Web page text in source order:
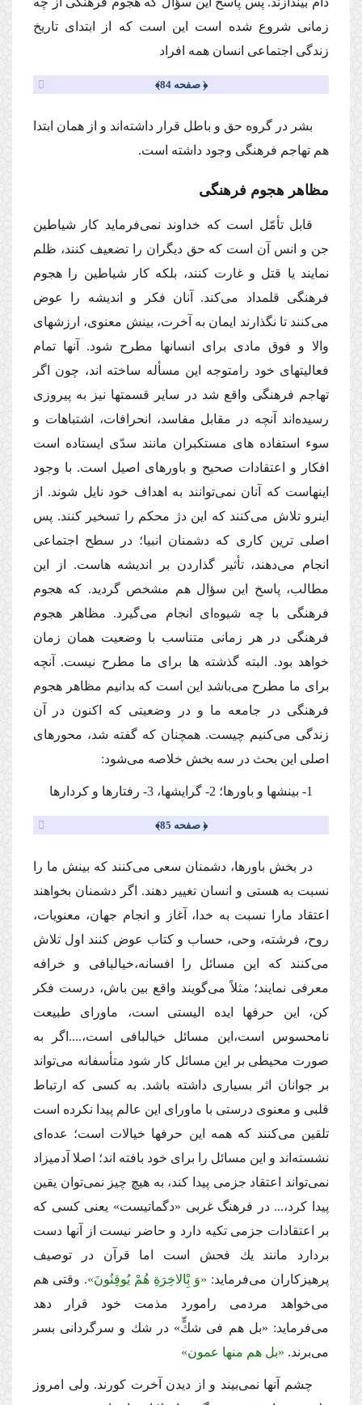
زمانى شروع شده است این است كه از ابتداى تاریخ
زندگى اجتماعى انسان همه افراد
﴿ صفحه 84﴾
بشر در گروه حق و باطل قرار داشته‌اند و از همان ابتدا
هم تهاجم فرهنگى وجود داشته است.
مظاهر هجوم فرهنگى
قابل تأمّل است كه خداوند نمى‌فرماید كار شیاطین
جن و انس آن است كه حق دیگران را تضعیف كنند، ظلم
نمایند یا قتل و غارت كنند، بلكه كار شیاطین را هجوم
فرهنگى قلمداد‌ مى‌كند. آنان فكر و اندیشه را عوض‌
مى‌كنند تا نگذارند ایمان به آخرت، بینش معنوى، ارزشهاى
والا و فوق مادى براى انسانها مطرح شود. آنها تمام
فعالیتهاى خود رامتوجه این مسأله ساخته اند، چون اگر
تهاجم فرهنگى واقع شد در سایر قسمتها نیز به پیروزى
رسیده‌اند آنچه در مقابل مفاسد، انحرافات، اشتباهات و
سوء استفاده هاى مستكبران مانند سدّى ایستاده است
افكار و اعتقادات صحیح و باورهاى اصیل است. با وجود
اینهاست كه آنان نمى‌توانند به اهداف خود نایل شوند. از
اینرو تلاش‌ مى‌كنند كه این دژ محكم را تسخیر كنند. پس
اصلى ترین كارى كه دشمنان انبیا؛ در سطح اجتماعى
انجام‌ مى‌دهند، تأثیر گذاردن بر اندیشه هاست. از این
مطالب، پاسخ این سؤال هم مشخص گردید. كه هجوم
فرهنگى با چه شیوه‌اى انجام‌ مى‌گیرد. مظاهر هجوم
فرهنگى در هر زمانى متناسب با وضعیت همان زمان
خواهد بود. البته گذشته ها براى ما مطرح نیست. آنچه
براى ما مطرح‌ مى‌باشد این است كه بدانیم مظاهر هجوم
فرهنگى در جامعه ما و در وضعیتى كه اكنون در آن
زندگى‌ مى‌كنیم چیست. همچنان كه گفته شد، محورهاى
اصلى این بحث در سه بخش خلاصه‌ مى‌شود:
1- بینشها و باورها؛ 2- گرایشها، 3- رفتارها و كردارها
﴿ صفحه 85﴾
در بخش باورها، دشمنان سعى‌ مى‌كنند كه بینش ما را
نسبت به هستى و انسان تغییر دهند. اگر دشمنان بخواهند
اعتقاد مارا نسبت به خدا، آغاز و انجام جهان، معنویات،
روح، فرشته، وحى، حساب و كتاب عوض كنند اول تلاش‌
مى‌كنند كه این مسائل را افسانه،خیالبافى و خرافه
معرفى نمایند؛ مثلاً‌ مى‌گویند واقع بین باش، درست فكر
كن، این حرفها ایده الیستى است، ماوراى طبیعت
نامحسوس است،این مسائل خیالبافى است،....اگر به
صورت محیطى بر این مسائل كار شود متأسفانه‌ مى‌تواند
بر جوانان اثر بسیارى داشته باشد. به كسى كه ارتباط
قلبى و معنوى درستى با ماوراى این عالم پیدا نكرده است
تلقین‌ مى‌كنند كه همه این حرفها خیالات است؛ عده‌اى
نشسته‌اند و این مسائل را براى خود بافته اند؛ اصلا آدمیزاد
نمى‌تواند اعتقاد جزمى پیدا كند، به هیچ چیز نمى‌توان یقین
پیدا كرد،... در فرهنگ غربى «دگماتیست» یعنى كسى كه
بر اعتقادات جزمى تكیه دارد و حاضر نیست از آنها دست
بردارد مانند یك فحش است اما قرآن در توصیف
پرهیزكاران‌ مى‌فرماید: «وَ بِْالاخِرَةِ هُمْ یُوقِنُونَ». وقتى هم‌
مى‌خواهد مردمى رامورد مذمت خود قرار دهد‌
مى‌فرماید: «بل هم فى شكٍّ» در شك و سرگردانى بسر‌
مى‌برند. «بل هم منها عمون»
چشم آنها نمى‌بیند و از دیدن آخرت كورند. ولى امروز